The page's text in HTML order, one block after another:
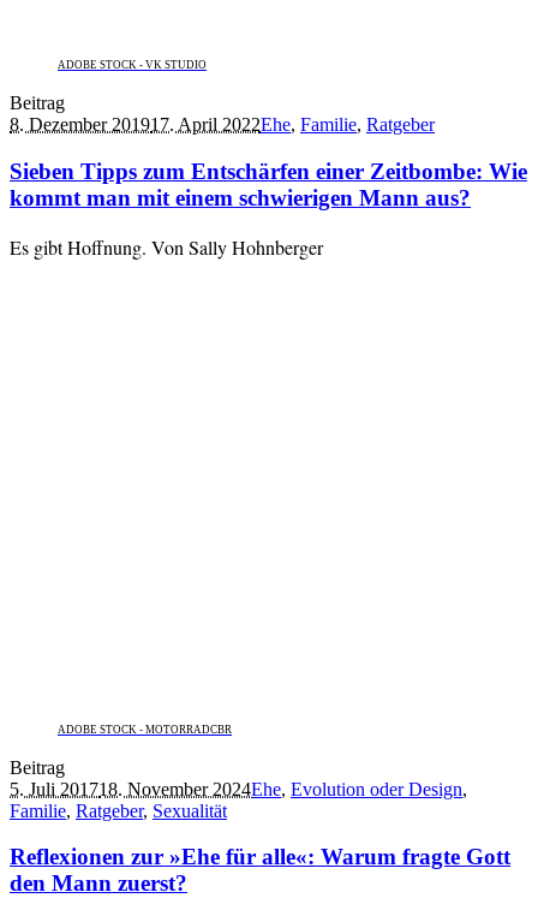
ADOBE STOCK - VK STUDIO
Beitrag
8. Dezember 201917. April 2022Ehe, Familie, Ratgeber
Sieben Tipps zum Entschärfen einer Zeitbombe: Wie
kommt man mit einem schwierigen Mann aus?
Es gibt Hoffnung. Von Sally Hohnberger
ADOBE STOCK - MOTORRADCBR
Beitrag
5. Juli 201718. November 2024Ehe, Evolution oder Design,
Familie, Ratgeber, Sexualität
Reflexionen zur »Ehe für alle«: Warum fragte Gott
den Mann zuerst?